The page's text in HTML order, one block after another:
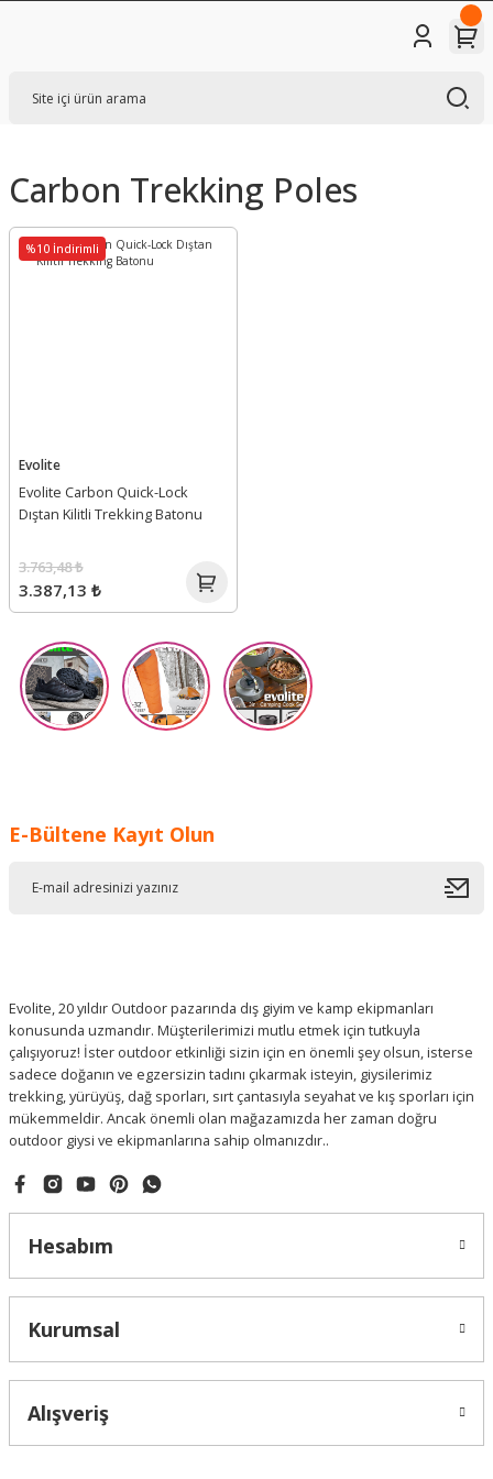
Carbon Trekking Poles
%10 İndirimli
Evolite
Evolite Carbon Quick-Lock
Dıştan Kilitli Trekking Batonu
3.387,13 ₺
3.763,48 ₺
E-Bültene Kayıt Olun
Evolite, 20 yıldır Outdoor pazarında dış giyim ve kamp ekipmanları
konusunda uzmandır. Müşterilerimizi mutlu etmek için tutkuyla
çalışıyoruz! İster outdoor etkinliği sizin için en önemli şey olsun, isterse
sadece doğanın ve egzersizin tadını çıkarmak isteyin, giysilerimiz
trekking, yürüyüş, dağ sporları, sırt çantasıyla seyahat ve kış sporları için
mükemmeldir. Ancak önemli olan mağazamızda her zaman doğru
outdoor giysi ve ekipmanlarına sahip olmanızdır..
Hesabım
Kurumsal
Alışveriş